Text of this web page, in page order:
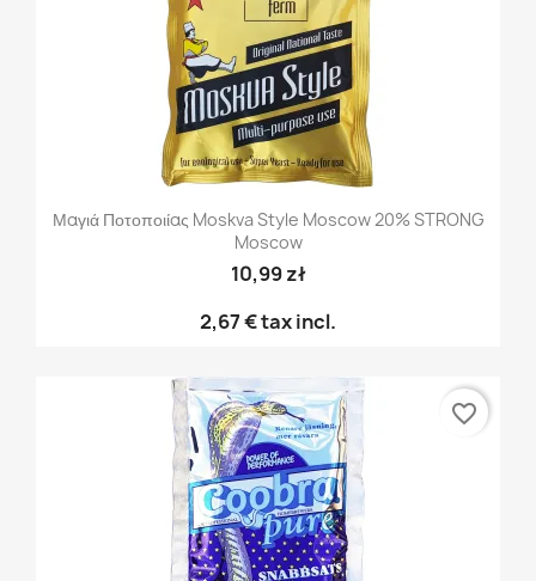
Μαγιά Ποτοποιίας Moskva Style Moscow 20% STRONG
Moscow
10,99 zł
2,67 €tax incl.
favorite_border